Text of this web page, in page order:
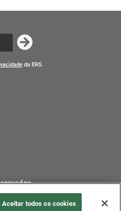
da ERS.
Aceitar todos os cookies